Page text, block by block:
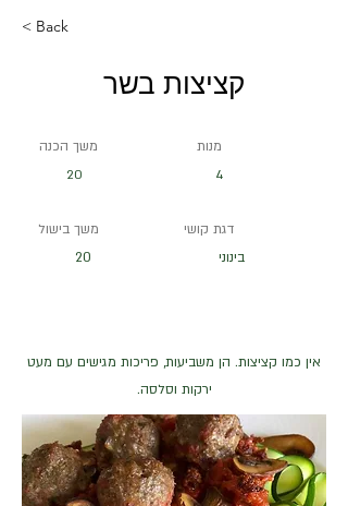
< Back
קציצות בשר
משך הכנה
20
משך בישול
20
מנות
4
דגת קושי
בינוני
אין כמו קציצות. הן משביעות, פריכות מגישים עם מעט
ירקות וסלסה.